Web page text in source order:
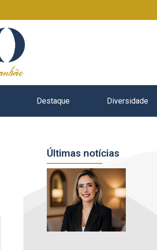
Destaque Diversidade
Últimas notícias